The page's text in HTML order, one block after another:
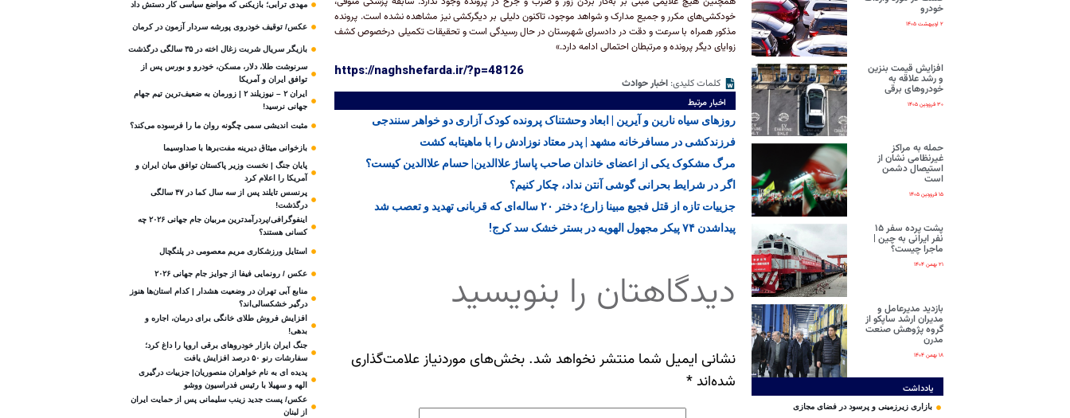
خودرو
۲ اردیبهشت ۱۴۰۵
افزایش قیمت بنزین
و رشد علاقه به
خودروهای برقی
۳۰ فروردین ۱۴۰۵
حمله به مراکز
غیرنظامی نشان از
استیصال دشمن
است
۱۵ فروردین ۱۴۰۵
پشت پرده سفر ۱۵
نفر ایرانی‌ به چین |
ماجرا چیست؟
۲۱ بهمن ۱۴۰۴
بازدید مدیرعامل و
مدیران ارشد ساپکو از
گروه پژوهش صنعت
مدرن
۱۸ بهمن ۱۴۰۴
یادداشت
بازاری زیرزمینی و پرسود در فضای مجازی
خودکشی‌های مکرر و جمیع مدارک و شواهد موجود، تاکنون دلیلی بر دیگرکشی نیز مشاهده نشده است. پرونده
مذکور همراه با سرعت و دقت در دادسرای شهرستان در حال رسیدگی است و تحقیقات تکمیلی درخصوص کشف
زوایای دیگر پرونده و مرتبطان احتمالی ادامه دارد.»
https://naghshefarda.ir/?p=48126
کلمات کلیدی: اخبار حوادث
اخبار مرتبط
روزهای سیاه نارین و آیرین | ابعاد وحشتناک پرونده کودک‌ آزاری دو خواهر سنندجی
فرزندکشی در مسافرخانه مشهد | پدر معتاد نوزادش را با ماهیتابه کشت
مرگ مشکوک یکی از اعضای خاندان صاحب پاساژ علاالدین| حسام علاالدین کیست؟
اگر در شرایط بحرانی گوشی آنتن نداد، چکار کنیم؟
جزییات تازه از قتل فجیع مبینا زارع؛ دختر ۲۰ ساله‌ای که قربانی تهدید و تعصب شد
پیداشدن ۷۴ پیکر مجهول الهویه در بستر خشک سد کرج!
دیدگاهتان را بنویسید
نشانی ایمیل شما منتشر نخواهد شد. بخش‌های موردنیاز علامت‌گذاری
شده‌اند*
مهدی ترابی؛ بازیکنی که مواضع سیاسی‌ کار دستش داد
عکس/ توقیف خودروی پورشه سردار آزمون در کرمان
بازیگر سریال شربت زغال‌ اخته در ۳۵ سالگی درگذشت
سرنوشت طلا، دلار، مسکن، خودرو و بورس پس از
توافق ایران و آمریکا
ایران ۲ – نیوزیلند ۲ | زورمان به ضعیف‌ترین تیم جهام
جهانی نرسید!
مثبت‌ اندیشی سمی چگونه روان ما را فرسوده می‌کند؟
بازخوانی میثاق دیرینه مفت‌برها با صداوسیما
پایان جنگ | نخست وزیر پاکستان توافق میان ایران و
آمریکا را اعلام کرد
پرنسس تایلند پس از سه سال کما در ۴۷ سالگی
درگذشت!
اینفوگرافی/پردرآمدترین مربیان جام جهانی ۲۰۲۶ چه
کسانی هستند؟
استایل ورزشکاری مریم معصومی در پلنگچال
عکس / رونمایی فیفا از جوایز جام جهانی ۲۰۲۶
منابع آبی تهران در وضعیت هشدار | کدام استان‌ها هنوز
درگیر خشکسالی‌اند؟
افزایش فروش طلای خانگی برای درمان، اجاره و
بدهی!
جنگ ایران بازار خودروهای برقی اروپا را داغ کرد؛
سفارشات رنو ۵۰ درصد افزایش یافت
پدیده ای به نام خواهران منصوریان| جزییات درگیری
الهه و سهیلا با رئیس فدراسیون ووشو
عکس/ پست جدید زینب سلیمانی پس از حمایت ایران
از لبنان